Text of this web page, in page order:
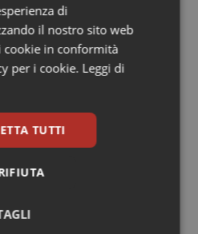
di Foggia pubblica avviso
fino a 3mila euro per la
degli ovociti
da QS Pro
di
il nostro sito web
cookie in conformità
per i cookie. Leggi di
TUTTI